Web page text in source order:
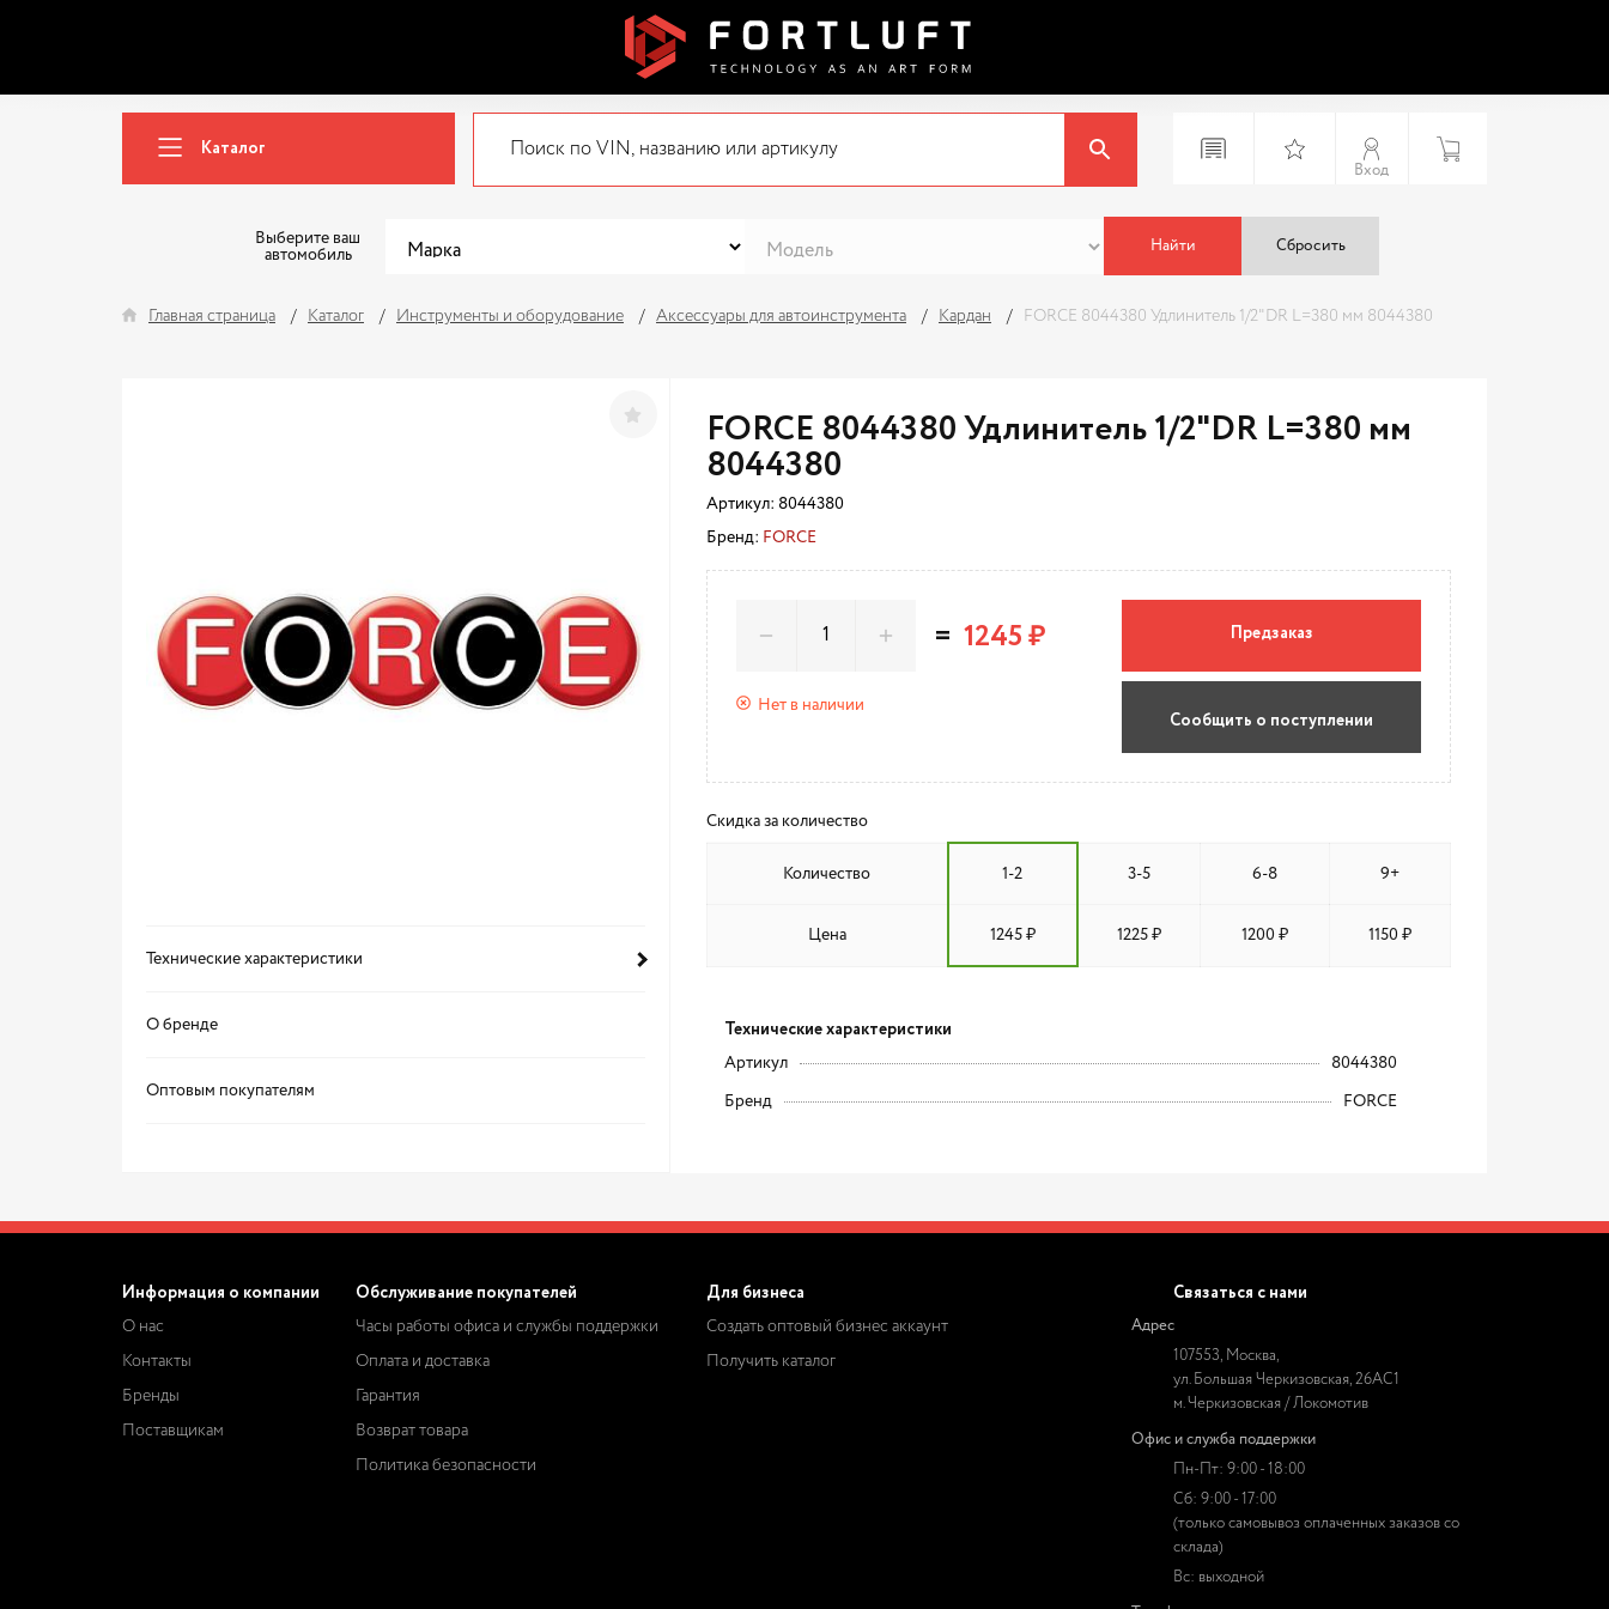
Каталог
Вход
Выберите ваш
автомобиль
Найти Сбросить
Главная страница Каталог Инструменты и оборудование Аксессуары для автоинструмента Кардан FORCE 8044380 Удлинитель 1/2"DR L=380 мм 8044380
Технические характеристики
О бренде
Оптовым покупателям
FORCE 8044380 Удлинитель 1/2"DR L=380 мм
8044380
Артикул: 8044380
Бренд: FORCE
Нет в наличии
= 1245 ₽ Предзаказ
Сообщить о поступлении
Скидка за количество
Количество 1-2 3-5 6-8 9+
Цена 1245 ₽ 1225 ₽ 1200 ₽ 1150 ₽
Технические характеристики
Артикул 8044380
Бренд FORCE
Информация о компании
О нас
Контакты
Бренды
Поставщикам
Обслуживание покупателей
Часы работы офиса и службы поддержки
Оплата и доставка
Гарантия
Возврат товара
Политика безопасности
Для бизнеса
Создать оптовый бизнес аккаунт
Получить каталог
Связаться с нами
Адрес
107553, Москва,
ул. Большая Черкизовская, 26АС1
м. Черкизовская / Локомотив
Офис и служба поддержки
Пн-Пт: 9:00 - 18:00
Сб: 9:00 - 17:00
(только самовывоз оплаченных заказов со
склада)
Вс: выходной